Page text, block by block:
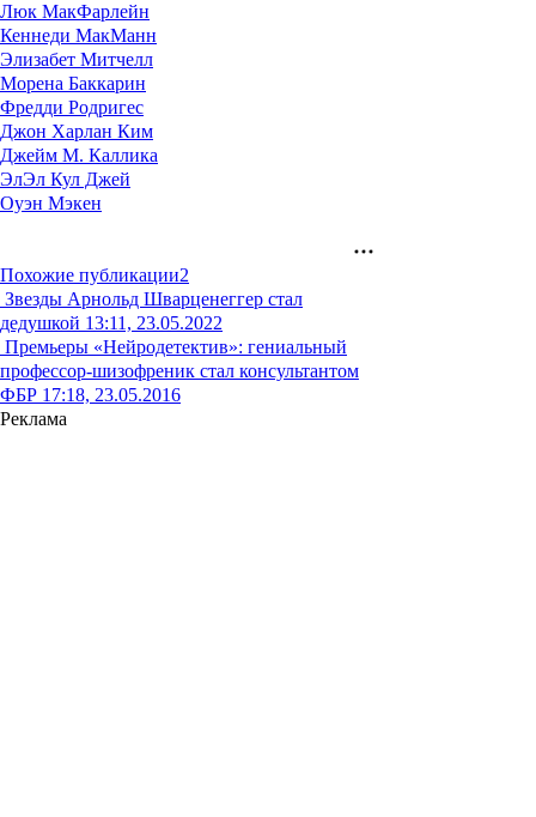
Люк МакФарлейн
Кеннеди МакМанн
Элизабет Митчелл
Морена Баккарин
Фредди Родригес
Джон Харлан Ким
Джейм М. Каллика
ЭлЭл Кул Джей
Оуэн Мэкен
Похожие публикации2
Звезды Арнольд Шварценеггер стал
дедушкой 13:11, 23.05.2022
Премьеры «Нейродетектив»: гениальный
профессор-шизофреник стал консультантом
ФБР 17:18, 23.05.2016
Реклама